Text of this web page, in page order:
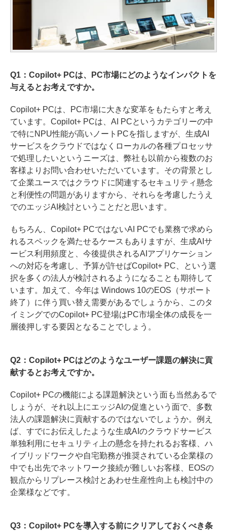
Q1：Copilot+ PCは、PC市場にどのようなインパクトを
与えるとお考えですか。
Copilot+ PCは、PC市場に大きな変革をもたらすと考え
ています。Copilot+ PCは、AI PCというカテゴリーの中
で特にNPU性能が高いノートPCを指しますが、生成AI
サービスをクラウドではなくローカルの各種プロセッサ
で処理したいというニーズは、弊社も以前から複数のお
客様よりお問い合わせいただいています。その背景とし
て企業ユースではクラウドに関連するセキュリティ懸念
と利便性の問題がありますから、それらを考慮したうえ
でのエッジAI検討ということだと思います。
もちろん、Copilot+ PCではないAI PCでも業務で求めら
れるスペックを満たせるケースもありますが、生成AIサ
ービス利用頻度と、今後提供されるAIアプリケーション
への対応を考慮し、予算が許せばCopilot+ PC、という選
択を多くの法人が検討されるようになることも期待して
います。加えて、今年は Windows 10のEOS（サポート
終了）に伴う買い替え需要があるでしょうから、このタ
イミングでのCopilot+ PC登場はPC市場全体の成長を一
層後押しする要因となることでしょう。
Q2：Copilot+ PCはどのようなユーザー課題の解決に貢
献するとお考えですか。
Copilot+ PCの機能による課題解決という面も当然あるで
しょうが、それ以上にエッジAIの促進という面で、多数
法人の課題解決に貢献するのではないでしょうか。例え
ば、すでにお伝えしたような生成AIのクラウドサービス
単独利用にセキュリティ上の懸念を持たれるお客様、ハ
イブリッドワークや自宅勤務が推奨されている企業様の
中でも出先でネットワーク接続が難しいお客様、EOSの
観点からリプレース検討とあわせ生産性向上も検討中の
企業様などです。
Q3：Copilot+ PCを導入する前にクリアしておくべき条